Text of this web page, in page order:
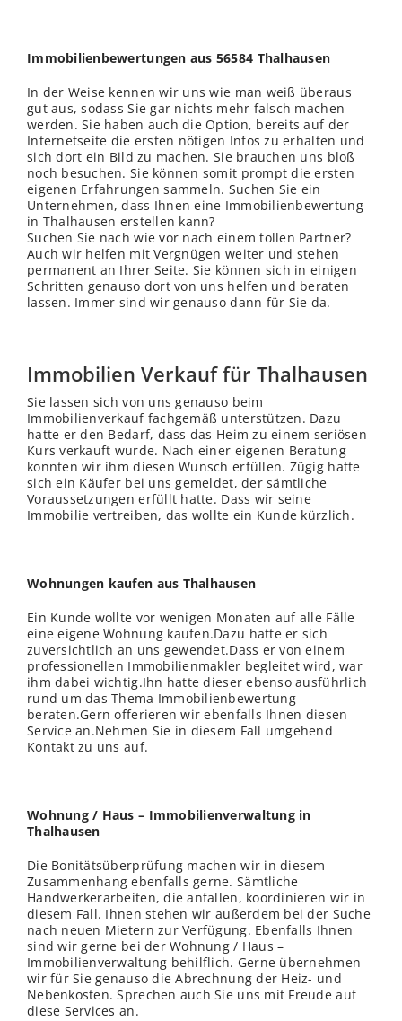
Immobilienbewertungen aus 56584 Thalhausen
In der Weise kennen wir uns wie man weiß überaus
gut aus, sodass Sie gar nichts mehr falsch machen
werden. Sie haben auch die Option, bereits auf der
Internetseite die ersten nötigen Infos zu erhalten und
sich dort ein Bild zu machen. Sie brauchen uns bloß
noch besuchen. Sie können somit prompt die ersten
eigenen Erfahrungen sammeln. Suchen Sie ein
Unternehmen, dass Ihnen eine Immobilienbewertung
in Thalhausen erstellen kann?
Suchen Sie nach wie vor nach einem tollen Partner?
Auch wir helfen mit Vergnügen weiter und stehen
permanent an Ihrer Seite. Sie können sich in einigen
Schritten genauso dort von uns helfen und beraten
lassen. Immer sind wir genauso dann für Sie da.
Immobilien Verkauf für Thalhausen
Sie lassen sich von uns genauso beim
Immobilienverkauf fachgemäß unterstützen. Dazu
hatte er den Bedarf, dass das Heim zu einem seriösen
Kurs verkauft wurde. Nach einer eigenen Beratung
konnten wir ihm diesen Wunsch erfüllen. Zügig hatte
sich ein Käufer bei uns gemeldet, der sämtliche
Voraussetzungen erfüllt hatte. Dass wir seine
Immobilie vertreiben, das wollte ein Kunde kürzlich.
Wohnungen kaufen aus Thalhausen
Ein Kunde wollte vor wenigen Monaten auf alle Fälle
eine eigene Wohnung kaufen.Dazu hatte er sich
zuversichtlich an uns gewendet.Dass er von einem
professionellen Immobilienmakler begleitet wird, war
ihm dabei wichtig.Ihn hatte dieser ebenso ausführlich
rund um das Thema Immobilienbewertung
beraten.Gern offerieren wir ebenfalls Ihnen diesen
Service an.Nehmen Sie in diesem Fall umgehend
Kontakt zu uns auf.
Wohnung / Haus – Immobilienverwaltung in
Thalhausen
Die Bonitätsüberprüfung machen wir in diesem
Zusammenhang ebenfalls gerne. Sämtliche
Handwerkerarbeiten, die anfallen, koordinieren wir in
diesem Fall. Ihnen stehen wir außerdem bei der Suche
nach neuen Mietern zur Verfügung. Ebenfalls Ihnen
sind wir gerne bei der Wohnung / Haus –
Immobilienverwaltung behilflich. Gerne übernehmen
wir für Sie genauso die Abrechnung der Heiz- und
Nebenkosten. Sprechen auch Sie uns mit Freude auf
diese Services an.